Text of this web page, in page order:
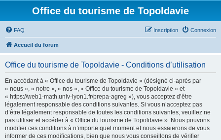
Office du tourisme de Topoldavie
FAQ Connexion
Inscription
Accueil du forum
Office du tourisme de Topoldavie - Conditions d’utilisation
En accédant à « Office du tourisme de Topoldavie » (désigné ci-après par
« nous », « notre », « nos », « Office du tourisme de Topoldavie » et
« https://web1-math.univ-lyon1.fr/prepa-agreg »), vous acceptez d’être
légalement responsable des conditions suivantes. Si vous n’acceptez pas
d’être légalement responsable de toutes les conditions suivantes, veuillez ne
pas utiliser et accéder à « Office du tourisme de Topoldavie ». Nous pouvons
modifier ces conditions à n’importe quel moment et nous essaierons de vous
informer de ces modifications, bien que nous vous conseillons de vérifier